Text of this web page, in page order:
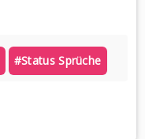
#status Sprüche